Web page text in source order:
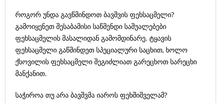
როგორ უნდა გავწმინდოთ ბავშვის ფეხსაცმელი?
გამოიყენეთ შესაბამისი საწმენდი საშუალებები
ფეხსაცმელის მასალიდან გამომდინარე. ტყავის
ფეხსაცმელი გაწმინდეთ სპეციალური საცხით, ხოლო
ქსოვილის ფეხსაცმელი შეგიძლიათ გარეცხოთ სარეცხი
მანქანით.
საჭიროა თუ არა ბავშვმა იაროს ფეხშიშველამ?